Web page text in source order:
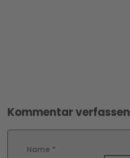
Kommentar verfassen
Name *